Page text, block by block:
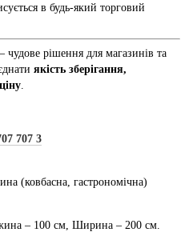
в будь-який торговий
чудове рішення для магазинів та
якість зберігання,
.
707 3
(ковбасна, гастрономічна)
– 100 см, Ширина – 200 см.